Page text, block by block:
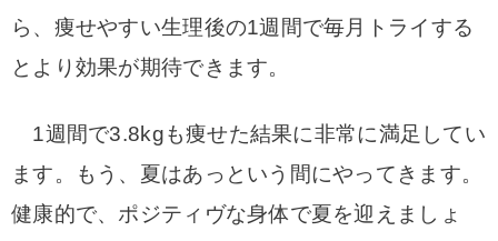
ら、痩せやすい生理後の1週間で毎月トライする
とより効果が期待できます。
1週間で3.8kgも痩せた結果に非常に満足してい
ます。もう、夏はあっという間にやってきます。
健康的で、ポジティヴな身体で夏を迎えましょ